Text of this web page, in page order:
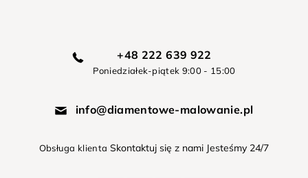
+48 222 639 922
Poniedziałek-piątek 9:00 - 15:00
info@diamentowe-malowanie.pl
Obsługa klienta Skontaktuj się z nami Jesteśmy 24/7